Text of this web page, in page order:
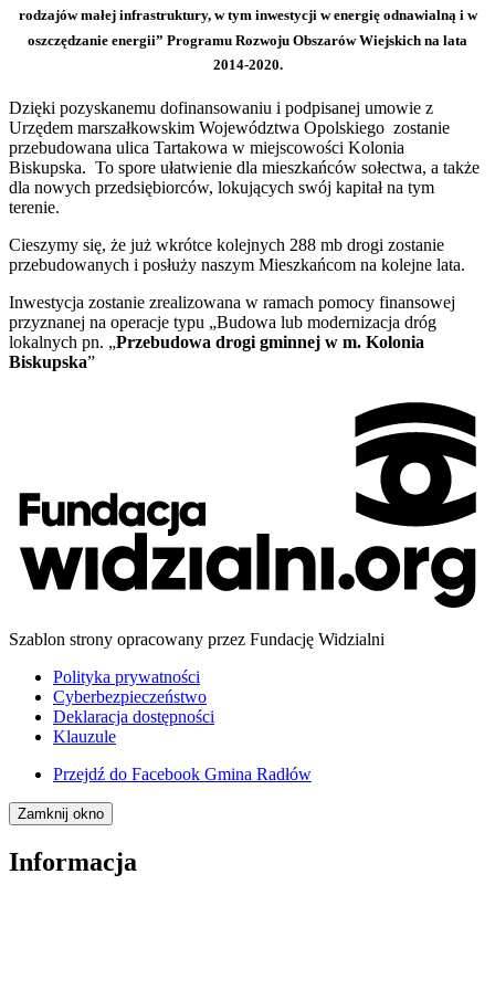
rodzajów małej infrastruktury, w tym inwestycji w energię odnawialną i w
oszczędzanie energii” Programu Rozwoju Obszarów Wiejskich na lata
2014-2020.
Dzięki pozyskanemu dofinansowaniu i podpisanej umowie z
Urzędem marszałkowskim Województwa Opolskiego zostanie
przebudowana ulica Tartakowa w miejscowości Kolonia
Biskupska. To spore ułatwienie dla mieszkańców sołectwa, a także
dla nowych przedsiębiorców, lokujących swój kapitał na tym
terenie.
Cieszymy się, że już wkrótce kolejnych 288 mb drogi zostanie
przebudowanych i posłuży naszym Mieszkańcom na kolejne lata.
Inwestycja zostanie zrealizowana w ramach pomocy finansowej
przyznanej na operacje typu „Budowa lub modernizacja dróg
lokalnych pn. „Przebudowa drogi gminnej w m. Kolonia
Biskupska”
Szablon strony opracowany przez Fundację Widzialni
Polityka prywatności
Cyberbezpieczeństwo
Deklaracja dostępności
Klauzule
Przejdź do Facebook Gmina Radłów
Zamknij okno
Informacja